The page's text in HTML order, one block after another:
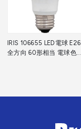
IRIS 106655 LED電球 E26
全方向 60形相当 電球色